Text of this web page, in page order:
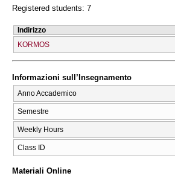
Registered students: 7
Indirizzo
KORMOS
Informazioni sull’Insegnamento
Anno Accademico
Semestre
Weekly Hours
Class ID
Materiali Online